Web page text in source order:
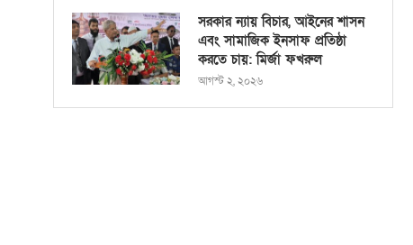
সরকার ন্যায় বিচার, আইনের শাসন
এবং সামাজিক ইনসাফ প্রতিষ্ঠা
করতে চায়: মির্জা ফখরুল
আগস্ট ২, ২০২৬